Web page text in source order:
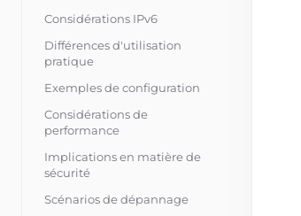
Considérations IPv6
Différences d'utilisation
pratique
Exemples de configuration
Considérations de
performance
Implications en matière de
sécurité
Scénarios de dépannage